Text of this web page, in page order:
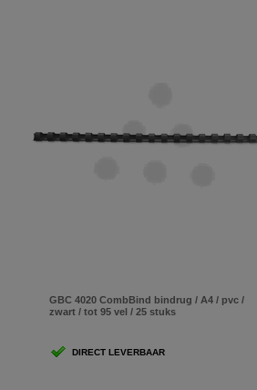
GBC 4020 CombBind bindrug / A4 / pvc /
zwart / tot 95 vel / 25 stuks
DIRECT LEVERBAAR